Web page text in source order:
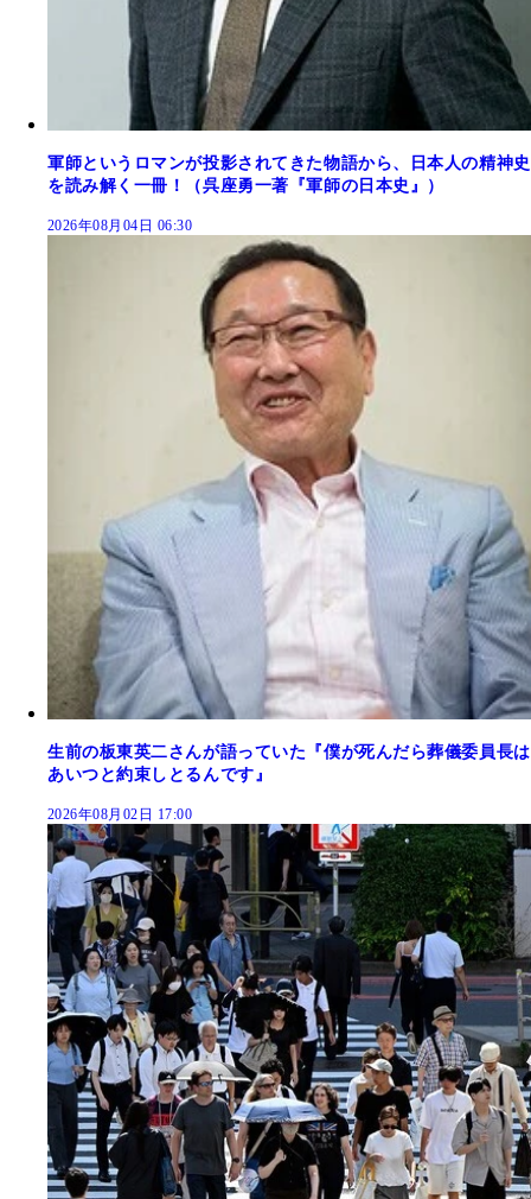
軍師というロマンが投影されてきた物語から、日本人の精神史
を読み解く一冊！（呉座勇一著『軍師の日本史』）
2026年08月04日 06:30
生前の板東英二さんが語っていた『僕が死んだら葬儀委員長は
あいつと約束しとるんです』
2026年08月02日 17:00